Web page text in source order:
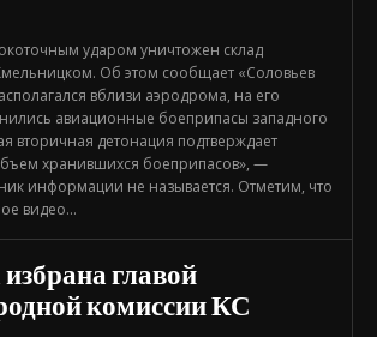
ударом уничтожен склад
Об этом сообщает «Соловьев
вблизи аэродрома, на его
авиационные боеприпасы западного
вторичная детонация подтверждает
хранившихся боеприпасов», —
информации не называется. Отметим, что
видео...
главой
комиссии КС